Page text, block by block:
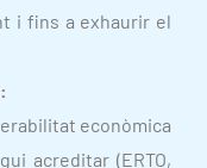
i fins a exhaurir el
econòmica
acreditar (ERTO,